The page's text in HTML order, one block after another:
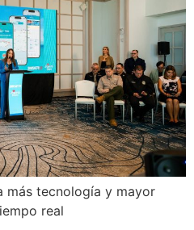
más tecnología y mayor
real